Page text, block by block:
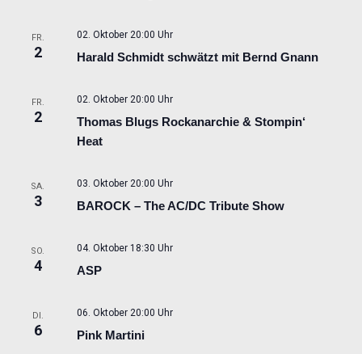
FR.
2 Harald Schmidt schwätzt mit Bernd Gnann
02. Oktober 20:00 Uhr
FR.
2
Thomas Blugs Rockanarchie & Stompin‘
Heat
02. Oktober 20:00 Uhr
SA.
3 BAROCK – The AC/DC Tribute Show
03. Oktober 20:00 Uhr
SO.
4 ASP
04. Oktober 18:30 Uhr
DI.
6 Pink Martini
06. Oktober 20:00 Uhr